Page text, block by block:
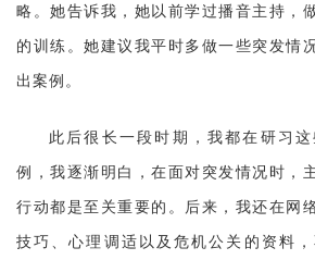
略。她告诉我，她以前学过播音主持，
的训练。她建议我平时多做一些突发情
出案例。
此后很长一段时期，我都在研习
例，我逐渐明白，在面对突发情况时，
行动都是至关重要的。后来，我还在网
技巧、心理调适以及危机公关的资料